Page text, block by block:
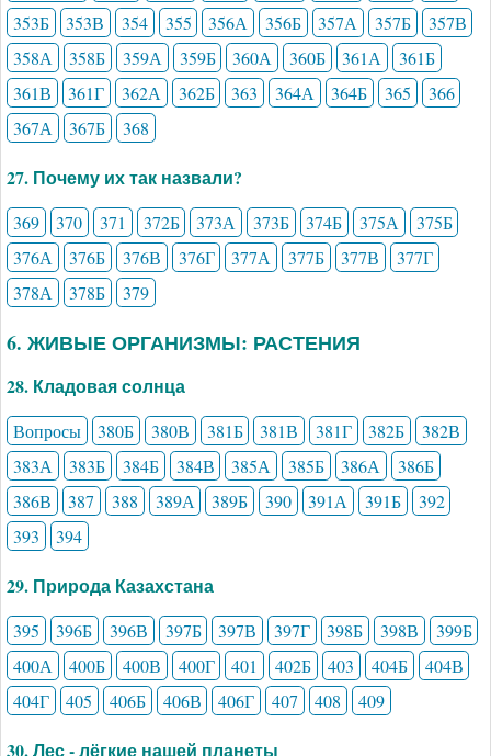
353Б
353В 354 355 356А 356Б 357А 357Б
357В
358А
358Б 359А 359Б 360А 360Б 361А
361Б
361В
361Г 362А 362Б 363 364А 364Б 365
366
367А
367Б 368
27. Почему их так назвали?
369 370 371 372Б 373А 373Б 374Б 375А
375Б
376А
376Б 376В 376Г 377А 377Б 377В
377Г
378А
378Б 379
6. ЖИВЫЕ ОРГАНИЗМЫ: РАСТЕНИЯ
28. Кладовая солнца
Вопросы 380Б 380В 381Б 381В 381Г 382Б
382В
383А
383Б 384Б 384В 385А 385Б 386А
386Б
386В
387 388 389А 389Б 390 391А 391Б
392
393
394
29. Природа Казахстана
395 396Б 396В 397Б 397В 397Г 398Б 398В
399Б
400А
400Б 400В 400Г 401 402Б 403 404Б
404В
404Г
405 406Б 406В 406Г 407 408 409
30. Лес - лёгкие нашей планеты